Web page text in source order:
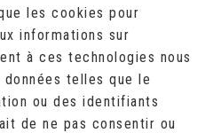
les cookies pour
informations sur
à ces technologies nous
telles que le
ou des identifiants
de ne pas consentir ou
J V S
D
1
2
6 7 8
9
13 14 15
16
20 21 22 23
27 28 29 30